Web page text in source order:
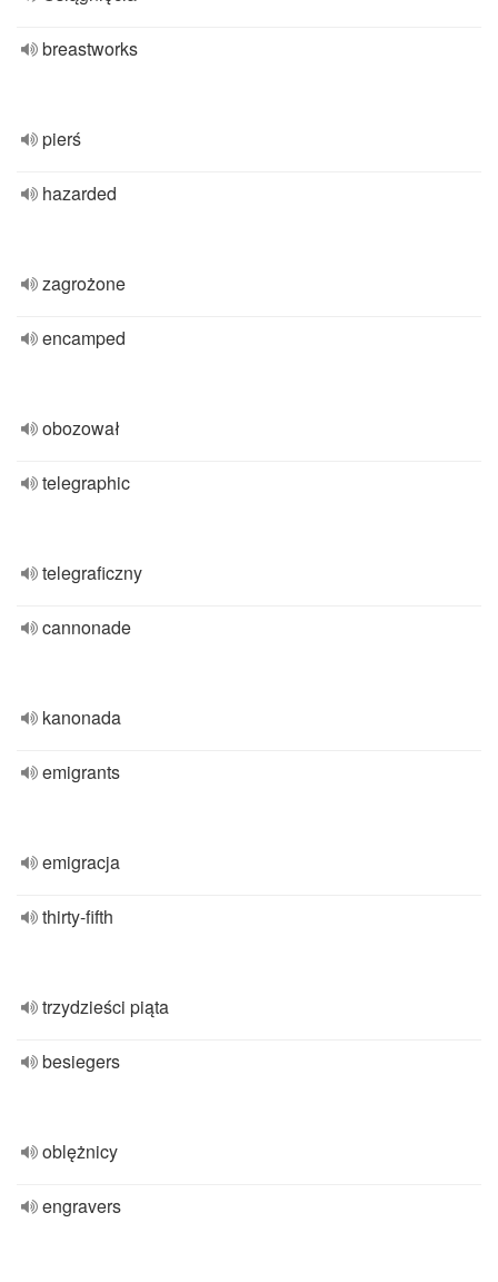
breastworks
pierś
hazarded
zagrożone
encamped
obozował
telegraphic
telegraficzny
cannonade
kanonada
emigrants
emigracja
thirty-fifth
trzydzieści piąta
besiegers
oblężnicy
engravers